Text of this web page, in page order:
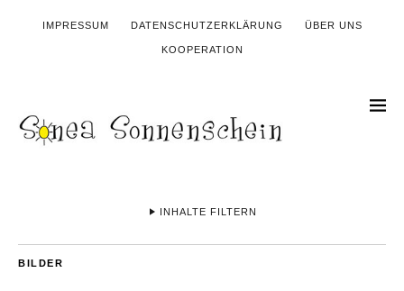
IMPRESSUM DATENSCHUTZERKLÄRUNG ÜBER UNS
KOOPERATION
INHALTE FILTERN
BILDER